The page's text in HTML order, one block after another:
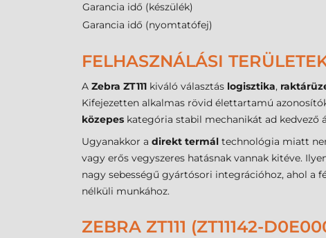
Garancia idő (készülék)
Garancia idő (nyomtatófej)
FELHASZNÁLÁSI
A Zebra ZT111 kiváló választás logisztika,
Kifejezetten alkalmas rövid élettartamú
közepes kategória stabil mechanikát ad kedvező
Ugyanakkor a direkt termál technológia miatt
vagy erős vegyszeres hatásnak vannak kitéve.
nagy sebességű gyártósori integrációhoz, ahol a
nélküli munkához.
ZEBRA ZT111 (ZT11142-